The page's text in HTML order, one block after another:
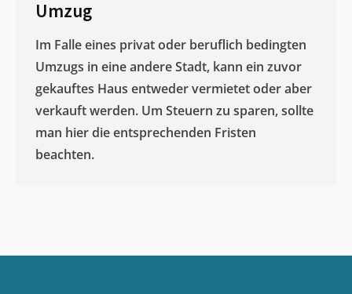
Umzug
Im Falle eines privat oder beruflich bedingten
Umzugs in eine andere Stadt, kann ein zuvor
gekauftes Haus entweder vermietet oder aber
verkauft werden. Um Steuern zu sparen, sollte
man hier die entsprechenden Fristen
beachten.